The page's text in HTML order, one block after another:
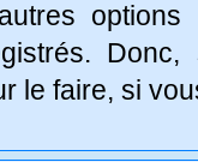
le faire, si